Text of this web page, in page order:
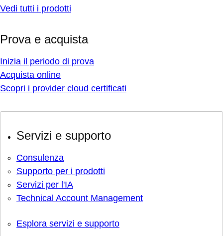
Vedi tutti i prodotti
Prova e acquista
Inizia il periodo di prova
Acquista online
Scopri i provider cloud certificati
Servizi e supporto
Consulenza
Supporto per i prodotti
Servizi per l'IA
Technical Account Management
Esplora servizi e supporto